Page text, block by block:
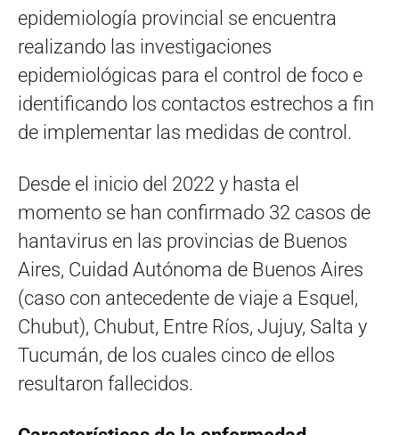
epidemiología provincial se encuentra
realizando las investigaciones
epidemiológicas para el control de foco e
identificando los contactos estrechos a fin
de implementar las medidas de control.
Desde el inicio del 2022 y hasta el
momento se han confirmado 32 casos de
hantavirus en las provincias de Buenos
Aires, Cuidad Autónoma de Buenos Aires
(caso con antecedente de viaje a Esquel,
Chubut), Chubut, Entre Ríos, Jujuy, Salta y
Tucumán, de los cuales cinco de ellos
resultaron fallecidos.